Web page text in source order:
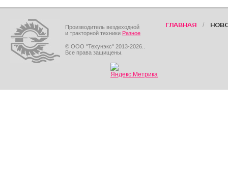
Производитель вездеходной
и тракторной техники Разное
© ООО "Техунэкс" 2013-2026..
Все права защищены.
ГЛАВНАЯ /